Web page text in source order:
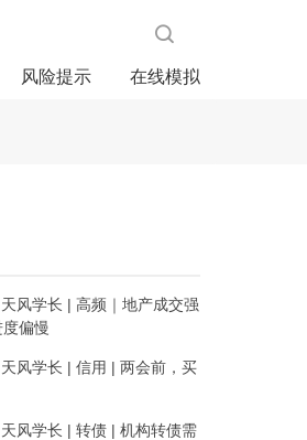
风险提示 在线模拟
风学长 | 高频｜地产成交强
偏慢
风学长 | 信用 | 两会前，买
风学长 | 转债 | 机构转债需